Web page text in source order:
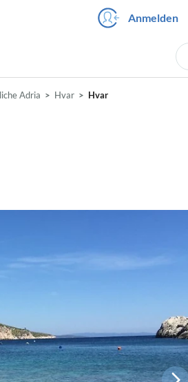
Anmelden
Adria Hvar Hvar